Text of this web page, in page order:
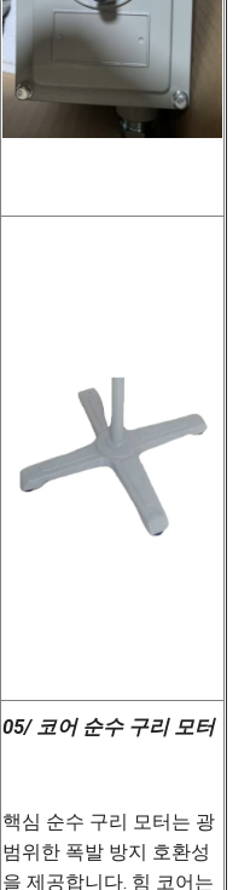
05/ 코어 순수 구리 모터
핵심 순수 구리 모터는 광
범위한 폭발 방지 호환성
을 제공합니다. 힘 코어는